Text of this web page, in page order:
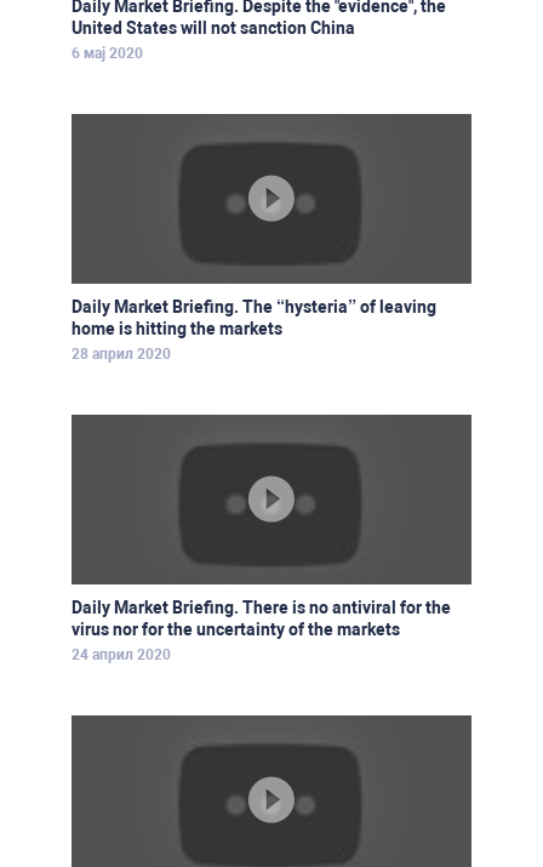
Daily Market Briefing. Despite the "evidence", the
United States will not sanction China
6 мај 2020
Daily Market Briefing. The “hysteria” of leaving
home is hitting the markets
28 април 2020
Daily Market Briefing. There is no antiviral for the
virus nor for the uncertainty of the markets
24 април 2020